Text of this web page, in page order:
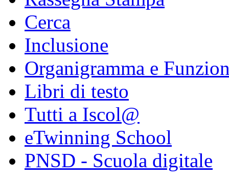
Cerca
Inclusione
Organigramma e
Libri di testo
Tutti a Iscol@
eTwinning School
PNSD - Scuola digitale